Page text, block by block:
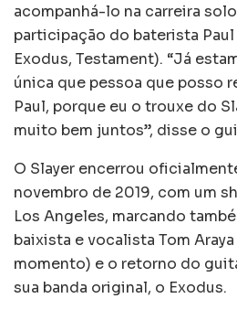
acompanhá-lo na carreira
participação do baterista Paul
Exodus, Testament). “Já
única que pessoa que posso
Paul, porque eu o trouxe do
muito bem juntos”, disse o
O Slayer encerrou
novembro de 2019, com um
Los Angeles, marcando
baixista e vocalista Tom
momento) e o retorno do
sua banda original, o Exodus.